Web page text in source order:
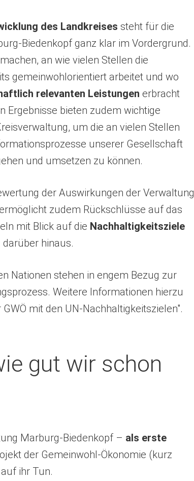
des Landkreises steht für die
Biedenkopf ganz klar im Vordergrund.
an wie vielen Stellen die
gemeinwohlorientiert arbeitet und wo
relevanten Leistungen erbracht
Ergebnisse bieten zudem wichtige
um die an vielen Stellen
unserer Gesellschaft
und umsetzen zu können.
der Auswirkungen der Verwaltung
zudem Rückschlüsse auf das
mit Blick auf die Nachhaltigkeitsziele
darüber hinaus.
Nationen stehen in engem Bezug zur
Weitere Informationen hierzu
mit den UN-Nachhaltigkeitszielen".
gut wir schon
Marburg-Biedenkopf – als erste
der Gemeinwohl-Ökonomie (kurz
ihr Tun.